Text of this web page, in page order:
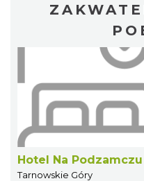
Hotel Na
Tarnowskie Góry